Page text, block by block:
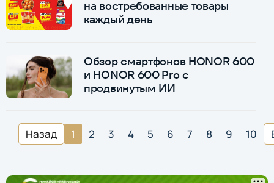
на востребованные товары
каждый день
Обзор смартфонов HONOR 600
и HONOR 600 Pro с
продвинутым ИИ
Назад 1 2 3 4 5 6 7 8 9 10